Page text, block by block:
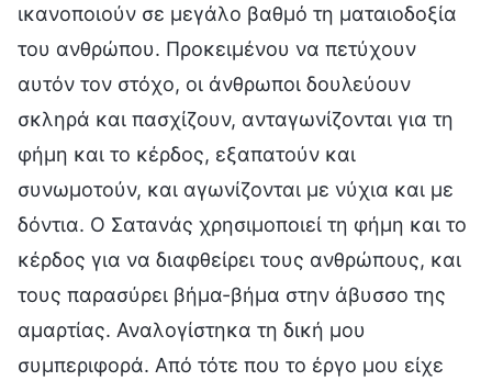
ικανοποιούν σε μεγάλο βαθμό τη ματαιοδοξία
του ανθρώπου. Προκειμένου να πετύχουν
αυτόν τον στόχο, οι άνθρωποι δουλεύουν
σκληρά και πασχίζουν, ανταγωνίζονται για τη
φήμη και το κέρδος, εξαπατούν και
συνωμοτούν, και αγωνίζονται με νύχια και με
δόντια. Ο Σατανάς χρησιμοποιεί τη φήμη και το
κέρδος για να διαφθείρει τους ανθρώπους, και
τους παρασύρει βήμα-βήμα στην άβυσσο της
αμαρτίας. Αναλογίστηκα τη δική μου
συμπεριφορά. Από τότε που το έργο μου είχε